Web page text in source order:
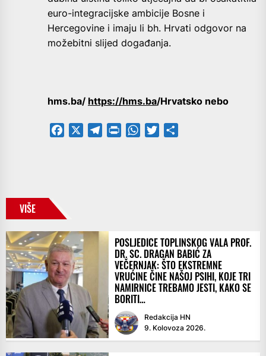
euro-integracijske ambicije Bosne i
Hercegovine i imaju li bh. Hrvati odgovor na
možebitni slijed događanja.
hms.ba/ https://hms.ba/Hrvatsko nebo
Facebook TelegramPrintFriendly
WhatsApp
Twitter
VIŠE
POSLJEDICE TOPLINSKOG VALA PROF.
DR. SC. DRAGAN BABIĆ ZA
VEČERNJAK: ŠTO EKSTREMNE
VRUĆINE ČINE NAŠOJ PSIHI, KOJE TRI
NAMIRNICE TREBAMO JESTI, KAKO SE
BORITI…
Redakcija HN
9. Kolovoza 2026.